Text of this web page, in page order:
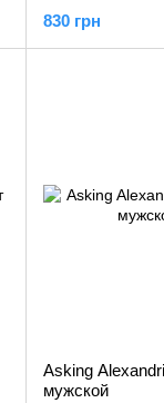
830 грн
Asking
мужской